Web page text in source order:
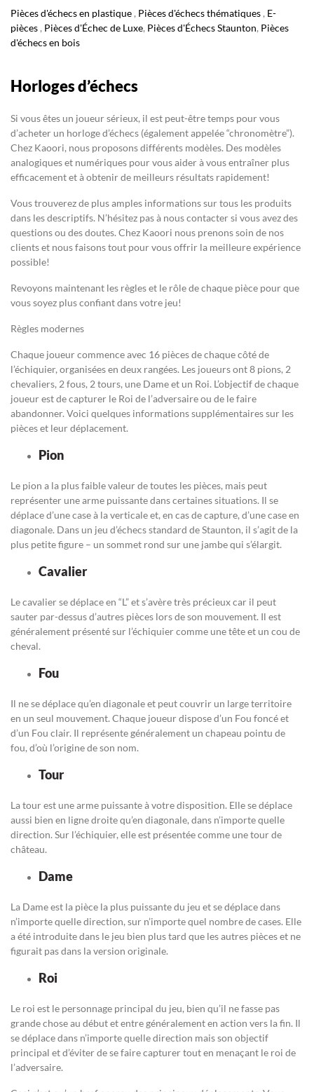
Pièces d'échecs en plastique , Pièces d'échecs thématiques , E-
pièces , Pièces d'Échec de Luxe, Pièces d'Échecs Staunton, Pièces
d'échecs en bois
Horloges d’échecs
Si vous êtes un joueur sérieux, il est peut-être temps pour vous
d’acheter un horloge d’échecs (également appelée “chronomètre”).
Chez Kaoori, nous proposons différents modèles. Des modèles
analogiques et numériques pour vous aider à vous entraîner plus
efficacement et à obtenir de meilleurs résultats rapidement!
Vous trouverez de plus amples informations sur tous les produits
dans les descriptifs. N’hésitez pas à nous contacter si vous avez des
questions ou des doutes. Chez Kaoori nous prenons soin de nos
clients et nous faisons tout pour vous offrir la meilleure expérience
possible!
Revoyons maintenant les règles et le rôle de chaque pièce pour que
vous soyez plus confiant dans votre jeu!
Règles modernes
Chaque joueur commence avec 16 pièces de chaque côté de
l’échiquier, organisées en deux rangées. Les joueurs ont 8 pions, 2
chevaliers, 2 fous, 2 tours, une Dame et un Roi. L’objectif de chaque
joueur est de capturer le Roi de l’adversaire ou de le faire
abandonner. Voici quelques informations supplémentaires sur les
pièces et leur déplacement.
Pion
Le pion a la plus faible valeur de toutes les pièces, mais peut
représenter une arme puissante dans certaines situations. Il se
déplace d’une case à la verticale et, en cas de capture, d’une case en
diagonale. Dans un jeu d’échecs standard de Staunton, il s’agit de la
plus petite figure – un sommet rond sur une jambe qui s’élargit.
Cavalier
Le cavalier se déplace en “L” et s’avère très précieux car il peut
sauter par-dessus d’autres pièces lors de son mouvement. Il est
généralement présenté sur l’échiquier comme une tête et un cou de
cheval.
Fou
Il ne se déplace qu’en diagonale et peut couvrir un large territoire
en un seul mouvement. Chaque joueur dispose d’un Fou foncé et
d’un Fou clair. Il représente généralement un chapeau pointu de
fou, d’où l’origine de son nom.
Tour
La tour est une arme puissante à votre disposition. Elle se déplace
aussi bien en ligne droite qu’en diagonale, dans n’importe quelle
direction. Sur l’échiquier, elle est présentée comme une tour de
château.
Dame
La Dame est la pièce la plus puissante du jeu et se déplace dans
n’importe quelle direction, sur n’importe quel nombre de cases. Elle
a été introduite dans le jeu bien plus tard que les autres pièces et ne
figurait pas dans la version originale.
Roi
Le roi est le personnage principal du jeu, bien qu’il ne fasse pas
grande chose au début et entre généralement en action vers la fin. Il
se déplace dans n’importe quelle direction mais son objectif
principal et d’éviter de se faire capturer tout en menaçant le roi de
l’adversaire.